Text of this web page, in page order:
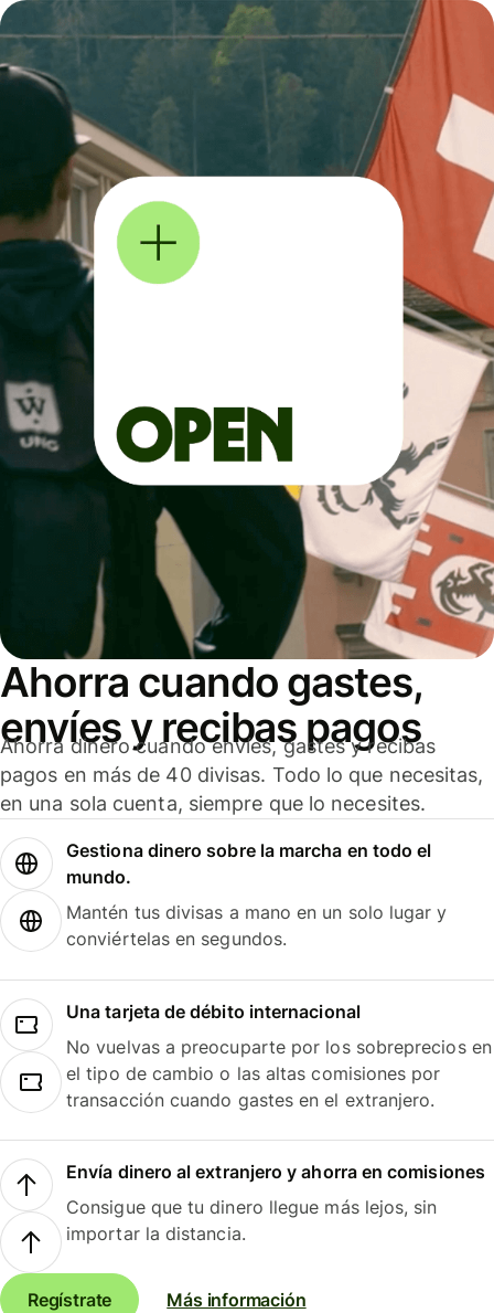
Ahorra cuando gastes,
envíes y recibas pagos
Ahorra dinero cuando envíes, gastes y recibas
pagos en más de 40 divisas. Todo lo que necesitas,
en una sola cuenta, siempre que lo necesites.
Gestiona dinero sobre la marcha en todo el
mundo.
Mantén tus divisas a mano en un solo lugar y
conviértelas en segundos.
Una tarjeta de débito internacional
No vuelvas a preocuparte por los sobreprecios en
el tipo de cambio o las altas comisiones por
transacción cuando gastes en el extranjero.
Envía dinero al extranjero y ahorra en comisiones
Consigue que tu dinero llegue más lejos, sin
importar la distancia.
Regístrate Más información